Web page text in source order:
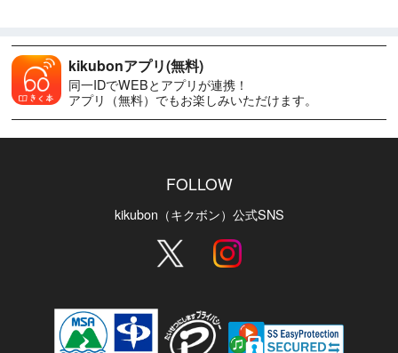
kikubonアプリ(無料)
同一IDでWEBとアプリが連携！
アプリ（無料）でもお楽しみいただけます。
FOLLOW
kikubon（キクボン）公式SNS